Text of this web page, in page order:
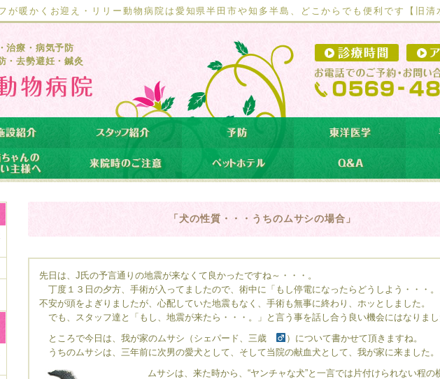
が暖かくお迎え・リリー動物病院は愛知県半田市や知多半島、どこからでも便利です【 旧
治療・病気予防
・去勢避妊・鍼灸
「犬の性質・・・うちのムサシの場合」
先日は、J氏の予言通りの地震が来なくて良かったですね～・・・。
丁度１３日の夕方、手術が入ってましたので、術中に「もし停電になったらどうしよう・・・
不安が頭をよぎりましたが、心配していた地震もなく、手術も無事に終わり、ホッとしました。
でも、スタッフ達と「もし、地震が来たら・・・。」と言う事を話し合う良い機会にはなりまし
ところで今日は、我が家のムサシ（シェパード、三歳
）について書かせて頂きますね。
うちのムサシは、三年前に次男の愛犬として、そして当院の献血犬として、我が家に来ました。
ムサシは、来た時から、“ヤンチャな犬”と一言では片付けられない程の